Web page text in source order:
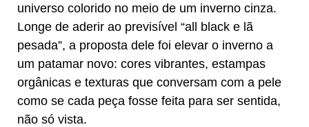
universo colorido no meio de um inverno cinza.
Longe de aderir ao previsível “all black e lã
pesada”, a proposta dele foi elevar o inverno a
um patamar novo: cores vibrantes, estampas
orgânicas e texturas que conversam com a pele
como se cada peça fosse feita para ser sentida,
não só vista.